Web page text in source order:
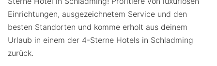
Einrichtungen, ausgezeichnetem Service und den
besten Standorten und komme erholt aus deinem
Urlaub in einem der 4-Sterne Hotels in Schladming
zurück.